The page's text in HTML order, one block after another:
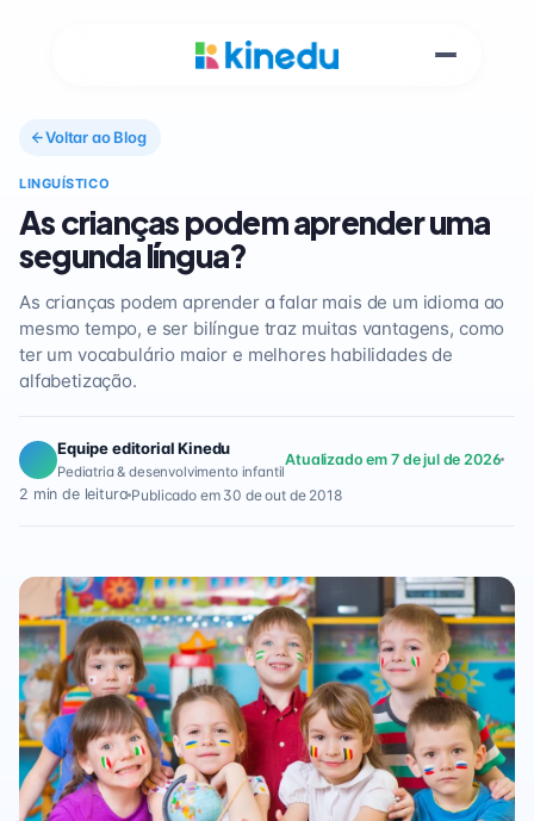
Voltar ao Blog
LINGUÍSTICO
As crianças podem aprender uma
segunda língua?
As crianças podem aprender a falar mais de um idioma ao
mesmo tempo, e ser bilíngue traz muitas vantagens, como
ter um vocabulário maior e melhores habilidades de
alfabetização.
Equipe editorial Kinedu
Pediatria & desenvolvimento infantil
Atualizado em 7 de jul de 2026
2 min de leitura Publicado em 30 de out de 2018